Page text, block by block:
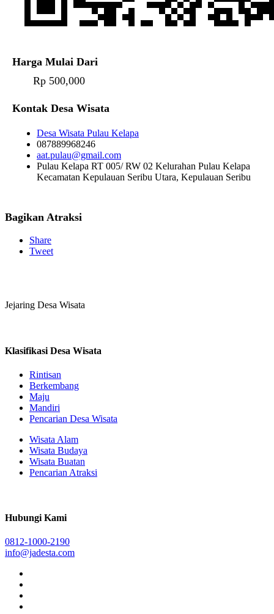
Harga Mulai Dari
Rp 500,000
Kontak Desa Wisata
Desa Wisata Pulau Kelapa
087889968246
aat.pulau@gmail.com
Pulau Kelapa RT 005/ RW 02 Kelurahan Pulau Kelapa
Kecamatan Kepulauan Seribu Utara, Kepulauan Seribu
Bagikan Atraksi
Share
Tweet
Jejaring Desa Wisata
Klasifikasi Desa Wisata
Rintisan
Berkembang
Maju
Mandiri
Pencarian Desa Wisata
Wisata Alam
Wisata Budaya
Wisata Buatan
Pencarian Atraksi
Hubungi Kami
0812-1000-2190
info@jadesta.com